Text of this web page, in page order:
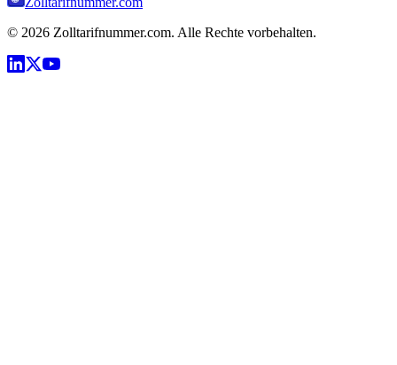
© 2026 Zolltarifnummer.com. Alle Rechte vorbehalten.